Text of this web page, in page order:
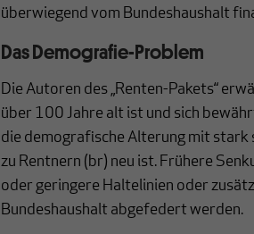
überwiegend vom Bundeshaushalt
Das Demografie-Problem
Die Autoren des „Renten-Pakets“
über 100 Jahre alt ist und sich
die demografische Alterung mit stark
zu Rentnern (br) neu ist. Frühere
oder geringere Haltelinien oder
Bundeshaushalt abgefedert werden.